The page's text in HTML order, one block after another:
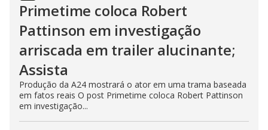
Primetime coloca Robert
Pattinson em investigação
arriscada em trailer alucinante;
Assista
Produção da A24 mostrará o ator em uma trama baseada
em fatos reais O post Primetime coloca Robert Pattinson
em investigação...